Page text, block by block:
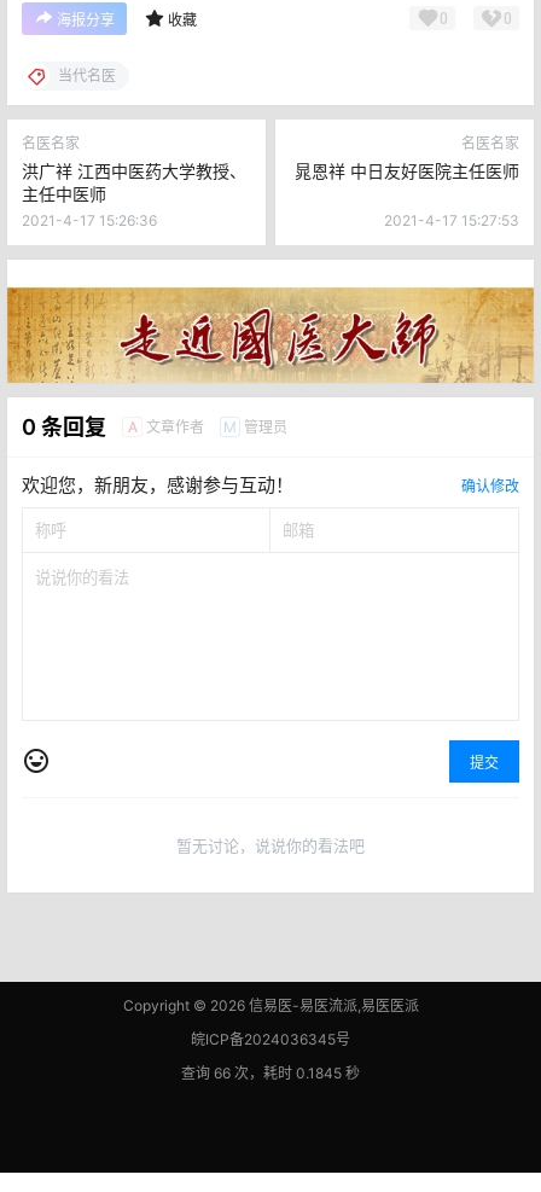
海报分享 收藏 0 0
当代名医
名医名家
洪广祥 江西中医药大学教授、
主任中医师
2021-4-17 15:26:36
名医名家
晁恩祥 中日友好医院主任医师
2021-4-17 15:27:53
0 条回复 A 文章作者 M 管理员
欢迎您，新朋友，感谢参与互动！ 确认修改
提交
暂无讨论，说说你的看法吧
Copyright © 2026信易医-易医流派,易医医派
皖ICP备2024036345号
查询 66 次，耗时 0.1845 秒